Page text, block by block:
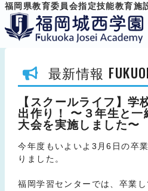
福岡県教育委員会指定技能教育施
最新情報
【スクールライフ】学
出作り！ 〜３年生と一
大会を実施しました〜
今年度もいよいよ3月6日の卒
りました。
福岡学習センターでは、卒業